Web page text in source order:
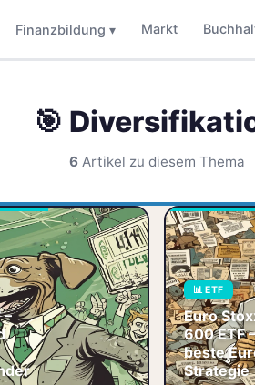
Finanzbildung ▾ Markt
🎯
6Artikel zu diesem Thema
–
Emerging Markets
ETF – Chancen
und Risiken der
Schwellenländer
Du schaust auf
dein Depot und es
gähnt dich an?
Alles vol
📊 ETF
🏷️ Emerging
Markets
📊 ETF
Euro
600 ETF
beste
Strategie